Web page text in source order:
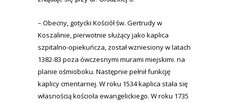
– Obecny, gotycki Kościół św. Gertrudy w
Koszalinie, pierwotnie służący jako kaplica
szpitalno-opiekuńcza, został wzniesiony w latach
1382-83 poza ówczesnymi murami miejskimi. na
planie ośmioboku. Następnie pełnił funkcję
kaplicy cmentarnej. W roku 1534 kaplica stała się
własnością kościoła ewangelickiego. W roku 1735